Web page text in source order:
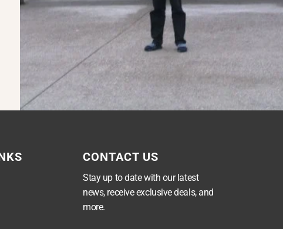
CONTACT US
Stay up to date with our latest
news, receive exclusive deals, and
more.